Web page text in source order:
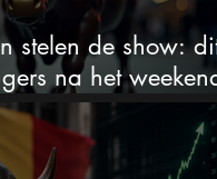
stelen de show: dit
na het weekend